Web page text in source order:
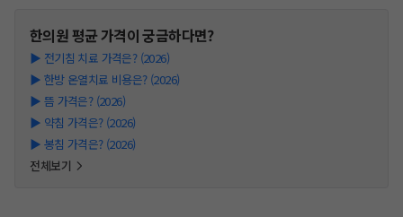
한의원평균 가격이 궁금하다면?
▶ 전기침 치료 가격은? (2026)
▶ 한방 온열치료 비용은? (2026)
▶ 뜸 가격은? (2026)
▶ 약침 가격은? (2026)
▶ 봉침 가격은? (2026)
전체보기